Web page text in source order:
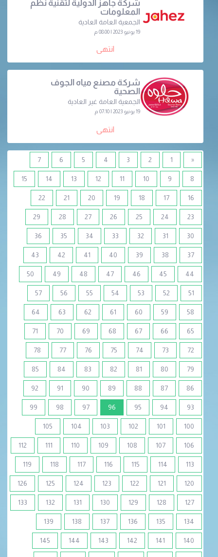
شركة جاهز الدولية لتقنية نظم
المعلومات
الجمعية العامة العادية
19 يونيو 2023 | 08:00 م
انتهى
شركة مصنع مياه الجوف
الصحية
الجمعية العامة غير العادية
19 يونيو 2023 | 07:10 م
انتهى
«
1
2
3
4
5
6
7
8
9
10
11
12
13
14
15
16
17
18
19
20
21
22
23
24
25
26
27
28
29
30
31
32
33
34
35
36
37
38
39
40
41
42
43
44
45
46
47
48
49
50
51
52
53
54
55
56
57
58
59
60
61
62
63
64
65
66
67
68
69
70
71
72
73
74
75
76
77
78
79
80
81
82
83
84
85
86
87
88
89
90
91
92
93
94
95
96
(current)
97
98
99
100
101
102
103
104
105
106
107
108
109
110
111
112
113
114
115
116
117
118
119
120
121
122
123
124
125
126
127
128
129
130
131
132
133
134
135
136
137
138
139
140
141
142
143
144
145